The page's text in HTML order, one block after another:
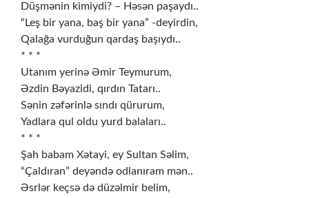
Düşmənin kimiydi? – Həsən paşaydı..
“Leş bir yana, baş bir yana” -deyirdin,
Qalağa vurduğun qardaş başıydı..
* * *
Utanım yerinə Əmir Teymurum,
Əzdin Bəyazidi, qırdın Tatarı..
Sənin zəfərinlə sındı qürurum,
Yadlara qul oldu yurd balaları..
* * *
Şah babam Xətayi, ey Sultan Səlim,
“Çaldıran” deyəndə odlanıram mən..
Əsrlər keçsə də düzəlmir belim,